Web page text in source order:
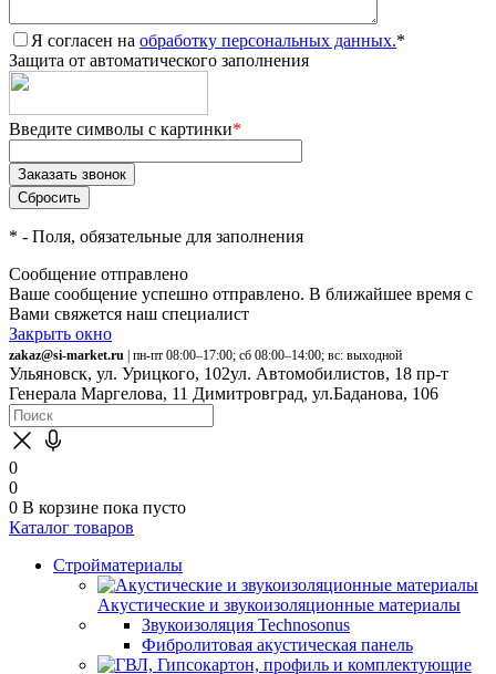
Я согласен на обработку персональных данных.*
Защита от автоматического заполнения
Введите символы с картинки*
* - Поля, обязательные для заполнения
Сообщение отправлено
Ваше сообщение успешно отправлено. В ближайшее время с
Вами свяжется наш специалист
Закрыть окно
zakaz@si-market.ru | пн-пт 08:00–17:00; сб 08:00–14:00; вс: выходной
Ульяновск, ул. Урицкого, 102ул. Автомобилистов, 18 пр-т
Генерала Маргелова, 11 Димитровград, ул.Баданова, 106
0
0
0 В корзине пока пусто
Каталог товаров
Стройматериалы
Акустические и звукоизоляционные материалы
Звукоизоляция Technosonus
Фибролитовая акустическая панель